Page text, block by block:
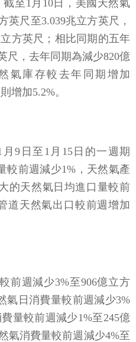
至1月10日，美國天然氣
英尺至3.039兆立方英尺，
方英尺；相比同期的五年
尺，去年同期為減少820億
氣庫存較去年同期增加
增加5.2%。
9日至1月15日的一週期
較前週減少1%，天然氣產
的天然氣日均進口量較前
道天然氣出口較前週增加
前週減少3%至906億立方
氣日消費量較前週減少3%
量較前週減少1%至245億
氣消費量較前週減少4%至